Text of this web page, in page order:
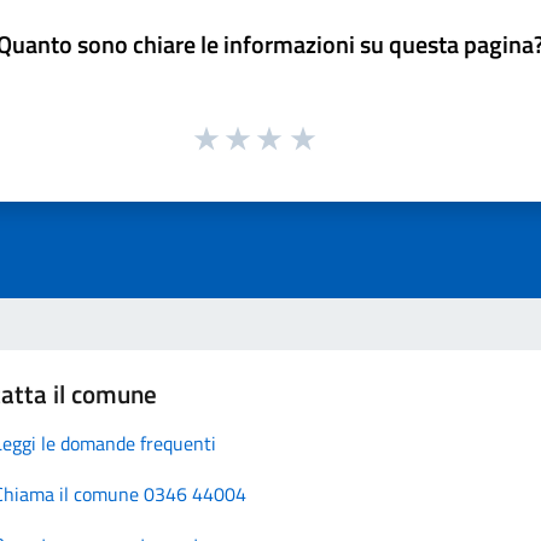
sono chiare le informazioni su questa
il comune
le domande frequenti
il comune 0346 44004